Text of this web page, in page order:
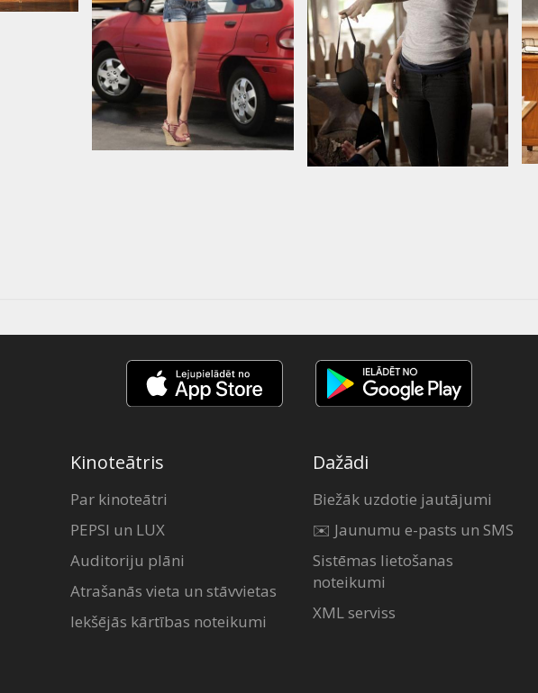
Kinoteātris
Par kinoteātri
PEPSI un LUX
Auditoriju plāni
Atrašanās vieta un stāvvietas
Iekšējās kārtības noteikumi
Dažādi
Biežāk uzdotie jautājumi
✉️ Jaunumu e-pasts un SMS
Sistēmas lietošanas
noteikumi
XML serviss